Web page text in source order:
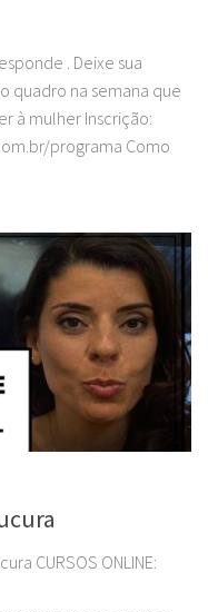
. Deixe sua
quadro na semana que
à mulher Inscrição:
programa Como
CURSOS ONLINE: